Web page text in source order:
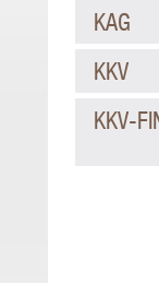
KAG
KKV
KKV-